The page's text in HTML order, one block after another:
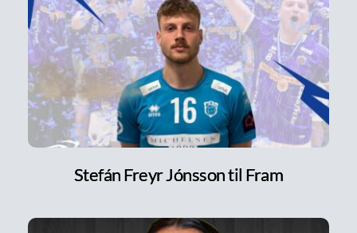
Stefán Freyr Jónsson til Fram